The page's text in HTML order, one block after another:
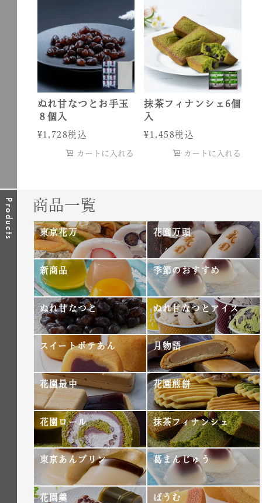
Products 商品一覧
東京花万 花園万頭
新商品 季節のおすすめ
ぬれ甘なつと ぬれ甘なつとアイス
スイートポテあん 月物語
花園最中 花園煎餅
花園ロール 抹茶フィナンシェ
東京あんプリン 葛まんじゅう
花園羹 ばうむ
t
i
n
g
t
i
n
g
ぬれ甘なつとお手玉
８個入
¥1,728税込
カートに入れる
抹茶フィナンシェ6個
入
¥ 1,458税込
カートに入れる